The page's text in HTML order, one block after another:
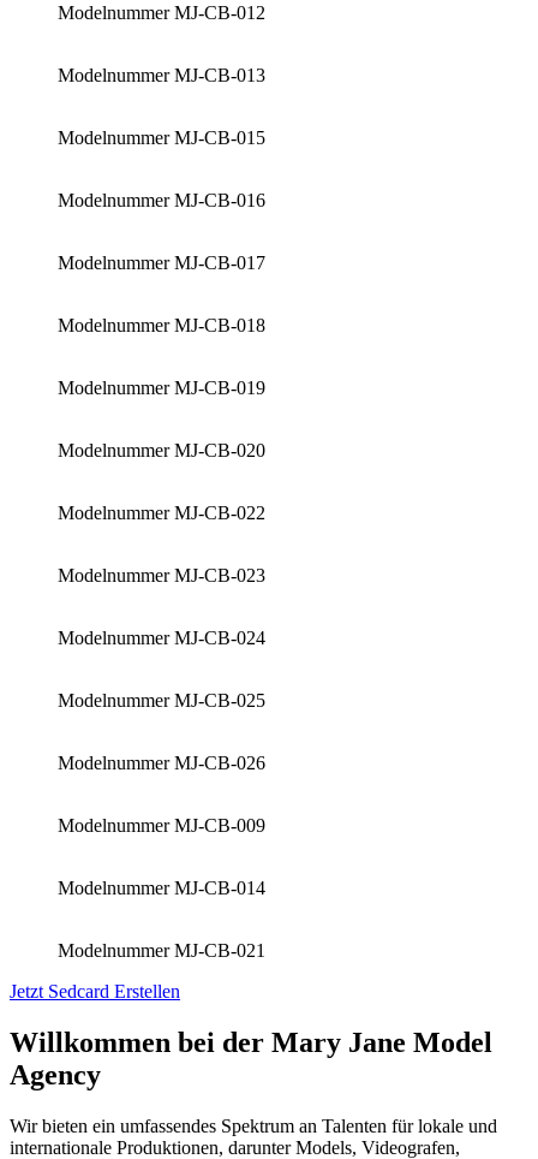
Modelnummer MJ-CB-012
Modelnummer MJ-CB-013
Modelnummer MJ-CB-015
Modelnummer MJ-CB-016
Modelnummer MJ-CB-017
Modelnummer MJ-CB-018
Modelnummer MJ-CB-019
Modelnummer MJ-CB-020
Modelnummer MJ-CB-022
Modelnummer MJ-CB-023
Modelnummer MJ-CB-024
Modelnummer MJ-CB-025
Modelnummer MJ-CB-026
Modelnummer MJ-CB-009
Modelnummer MJ-CB-014
Modelnummer MJ-CB-021
Jetzt Sedcard Erstellen
Willkommen bei der Mary Jane Model
Agency
Wir bieten ein umfassendes Spektrum an Talenten für lokale und
internationale Produktionen, darunter Models, Videografen,